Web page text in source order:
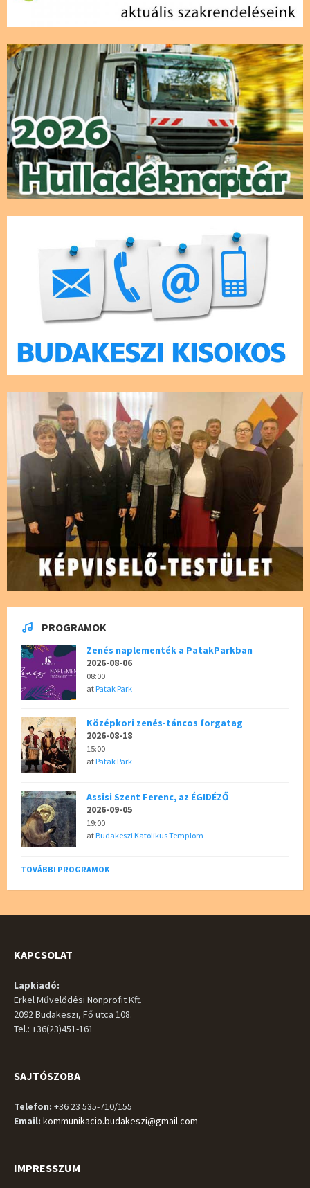
PROGRAMOK
Zenés naplementék a PatakParkban
2026-08-06
08:00
atPatak Park
Középkori zenés-táncos forgatag
2026-08-18
15:00
atPatak Park
Assisi Szent Ferenc, az ÉGIDÉZŐ
2026-09-05
19:00
atBudakeszi Katolikus Templom
TOVÁBBI PROGRAMOK
KAPCSOLAT
Lapkiadó:
Erkel Művelődési Nonprofit Kft.
2092 Budakeszi, Fő utca 108.
Tel.: +36(23)451-161
SAJTÓSZOBA
Telefon: +36 23 535-710/155
Email: kommunikacio.budakeszi@gmail.com
IMPRESSZUM